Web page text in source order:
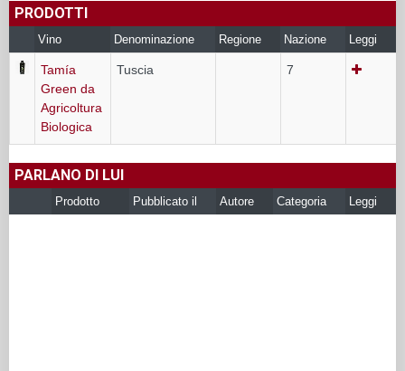
PRODOTTI
Vino Denominazione Regione Nazione Leggi
Tamía
Green da
Agricoltura
Biologica
Tuscia 7
PARLANO DI LUI
Prodotto Pubblicato il Autore Categoria Leggi